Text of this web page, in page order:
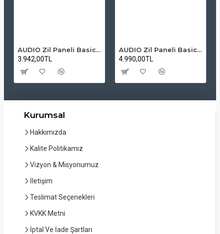
AUDIO Zil Paneli Basic Hpli Çift Buton 14'lü Sesli Apartman Diafon Kapı Paneli
3.942,00TL
AUDIO Zil Paneli Basic Hpli Çift Buton 20'li Sesli Apartman Diafon Kapı Paneli
4.990,00TL
Kurumsal
Hakkımızda
Kalite Politikamız
Vizyon & Misyonumuz
İletişim
Teslimat Seçenekleri
KVKK Metni
İptal Ve İade Şartları